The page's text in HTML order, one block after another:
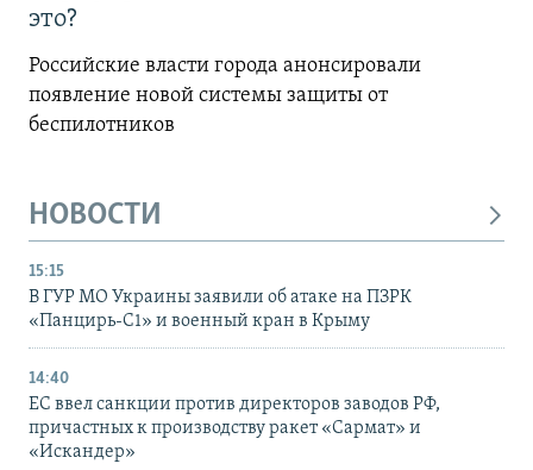
это?
Российские власти города анонсировали
появление новой системы защиты от
беспилотников
НОВОСТИ
15:15
В ГУР МО Украины заявили об атаке на ПЗРК
«Панцирь-С1» и военный кран в Крыму
14:40
ЕС ввел санкции против директоров заводов РФ,
причастных к производству ракет «Сармат» и
«Искандер»